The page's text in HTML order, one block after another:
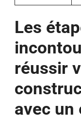
Les
réussir
avec un